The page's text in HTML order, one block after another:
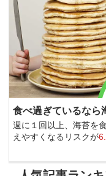
食べ過ぎているなら
週に１回以上、海苔を
えやすくなるリスクが